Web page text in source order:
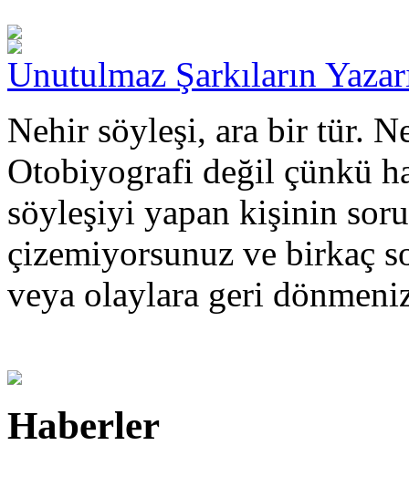
Unutulmaz Şarkıların
Nehir söyleşi, ara bir tür.
Otobiyografi değil çünkü
söyleşiyi yapan kişinin
çizemiyorsunuz ve birkaç
veya olaylara geri
Haberler